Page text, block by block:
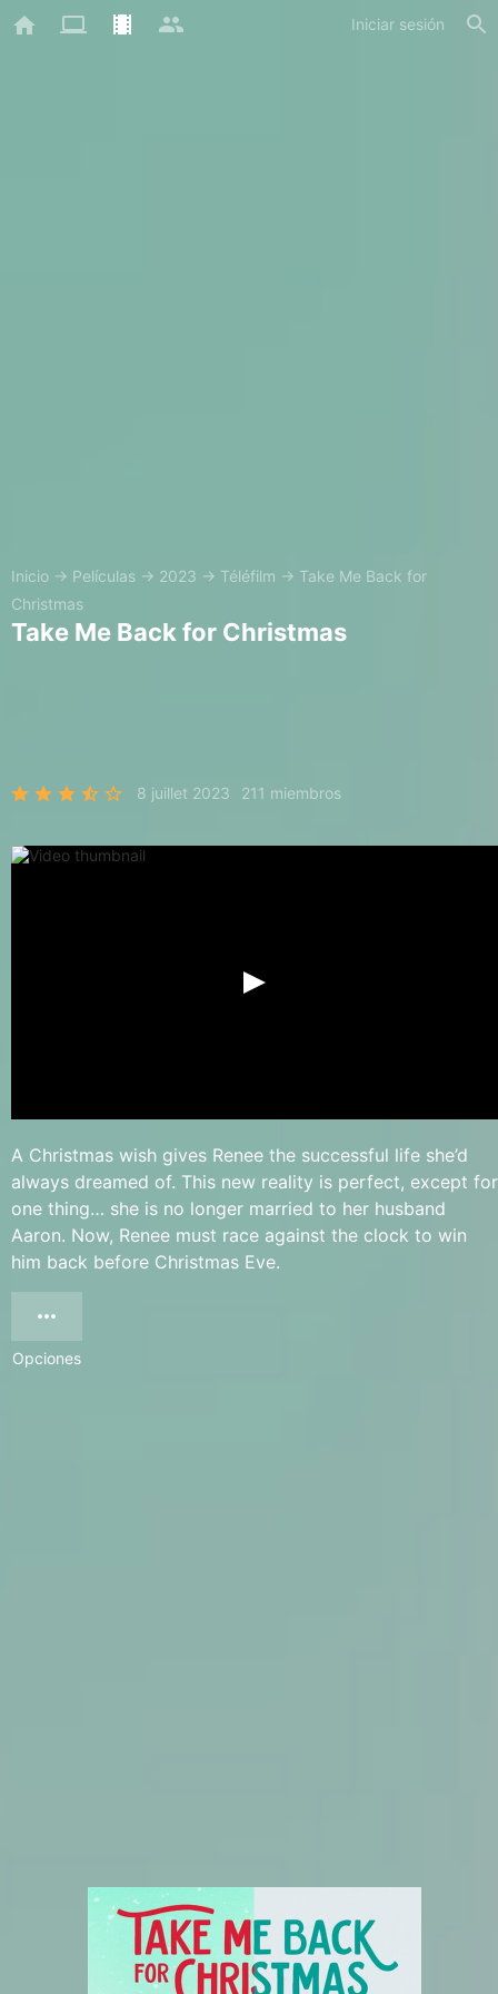
Iniciar sesión
Inicio → Películas → 2023 → Téléfilm → Take Me Back for
Christmas
Take Me Back for Christmas
8 juillet 2023 211 miembros
A Christmas wish gives Renee the successful life she’d
always dreamed of. This new reality is perfect, except for
one thing… she is no longer married to her husband
Aaron. Now, Renee must race against the clock to win
him back before Christmas Eve.
Opciones